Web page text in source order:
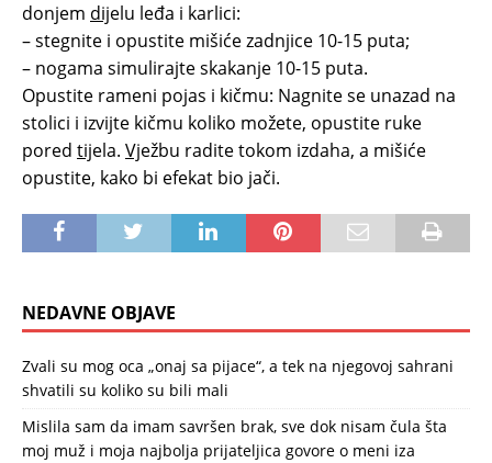
donjem dijelu leđa i karlici:
– stegnite i opustite mišiće zadnjice 10-15 puta;
– nogama simulirajte skakanje 10-15 puta.
Opustite rameni pojas i kičmu: Nagnite se unazad na
stolici i izvijte kičmu koliko možete, opustite ruke
pored tijela. Vježbu radite tokom izdaha, a mišiće
opustite, kako bi efekat bio jači.
NEDAVNE OBJAVE
Zvali su mog oca „onaj sa pijace“, a tek na njegovoj sahrani
shvatili su koliko su bili mali
Mislila sam da imam savršen brak, sve dok nisam čula šta
moj muž i moja najbolja prijateljica govore o meni iza